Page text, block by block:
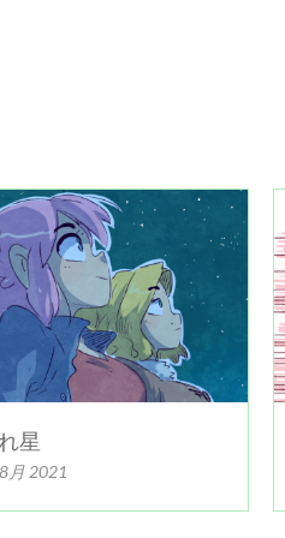
星
月 2021